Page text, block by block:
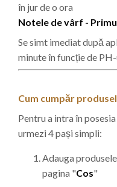
în jur de o ora
Notele de vârf -
Se simt imediat după
minute în funcție de
Cum cumpăr
Pentru a intra în
urmezi 4 pași simpli:
Adauga
pagina "Cos"